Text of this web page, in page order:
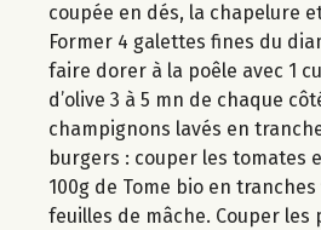
coupée en dés, la chapelure
Former 4 galettes fines du
faire dorer à la poêle avec 1
d’olive 3 à 5 mn de chaque
champignons lavés en
burgers : couper les tomates
100g de Tome bio en
feuilles de mâche. Couper les